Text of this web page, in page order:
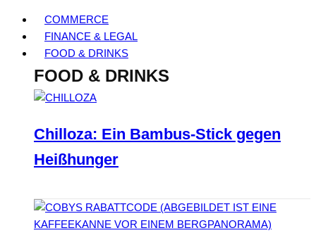
COMMERCE
FINANCE & LEGAL
FOOD & DRINKS
FOOD & DRINKS
Chilloza: Ein Bambus-Stick gegen
Heißhunger